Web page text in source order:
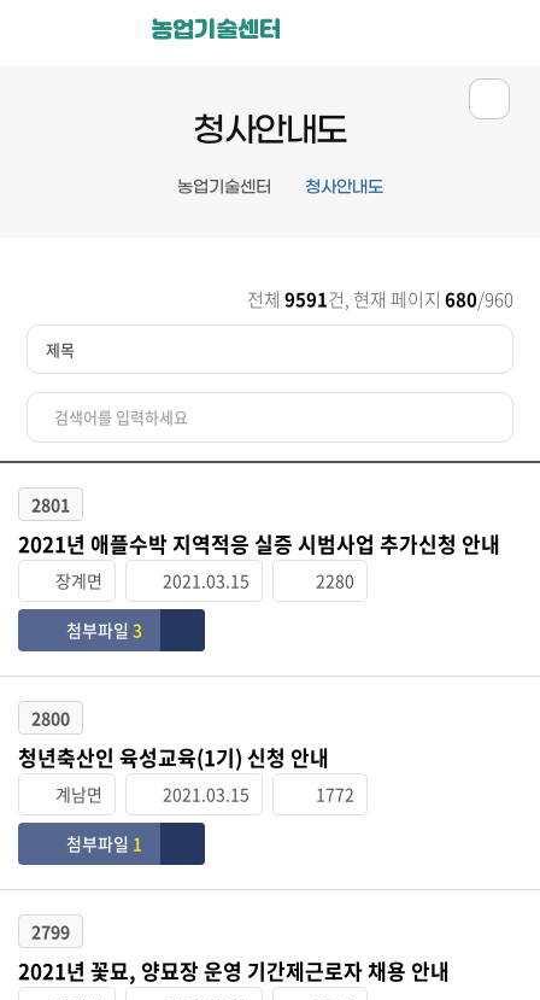
농업기술센터
청사안내도
농업기술센터 청사안내도
전체 9591건, 현재 페이지 680/960
2801
2021년 애플수박 지역적응 실증 시범사업 추가신청 안내
장계면 2021.03.15 2280
첨부파일 3
2800
청년축산인 육성교육(1기) 신청 안내
계남면 2021.03.15 1772
첨부파일 1
2799
2021년 꽃묘, 양묘장 운영 기간제근로자 채용 안내